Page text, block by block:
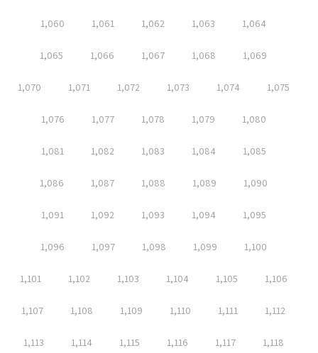
1,060 1,061 1,062 1,063 1,064
1,065 1,066 1,067 1,068 1,069
1,070 1,071 1,072 1,073 1,074 1,075
1,076 1,077 1,078 1,079 1,080
1,081 1,082 1,083 1,084 1,085
1,086 1,087 1,088 1,089 1,090
1,091 1,092 1,093 1,094 1,095
1,096 1,097 1,098 1,099 1,100
1,101 1,102 1,103 1,104 1,105 1,106
1,107 1,108 1,109 1,110 1,111 1,112
1,113 1,114 1,115 1,116 1,117 1,118